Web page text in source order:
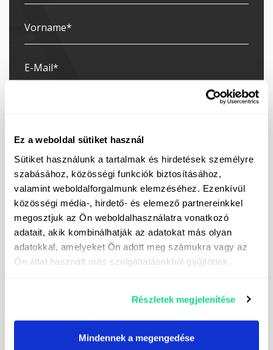
Ez a weboldal sütiket használ
Sütiket használunk a tartalmak és hirdetések személyre
szabásához, közösségi funkciók biztosításához,
valamint weboldalforgalmunk elemzéséhez. Ezenkívül
közösségi média-, hirdető- és elemező partnereinkkel
megosztjuk az Ön weboldalhasználatra vonatkozó
adatait, akik kombinálhatják az adatokat más olyan
adatokkal, amelyeket Ön adott meg számukra vagy az
Ön által használt más szolgáltatásokból gyűjtöttek.
Részletek megjelenítése
Mindennek a megengedése
Ich abonniere den Newsletter
Ich stimme der Verarbeitung meiner persönlichen
Daten zum Zweck der Zusendung von